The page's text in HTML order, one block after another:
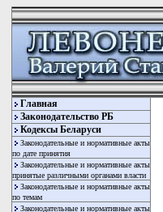
Главная
Законодательство РБ
Кодексы Беларуси
Законодательные и нормативные акты
по дате принятия
Законодательные и нормативные акты
принятые различными органами власти
Законодательные и нормативные акты
по темам
Законодательные и нормативные акты